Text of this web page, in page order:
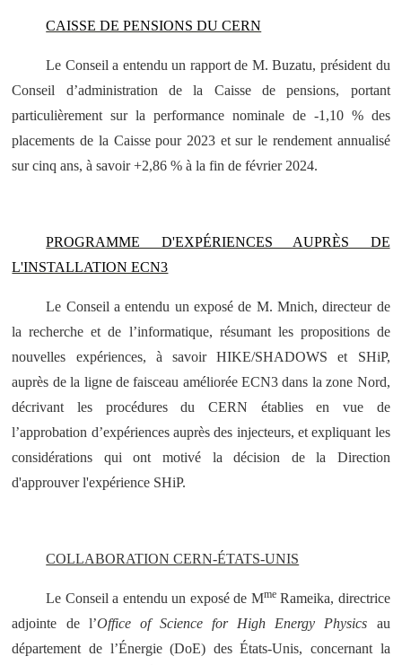
CAISSE DE PENSIONS DU CERN
Le Conseil a entendu un rapport de M. Buzatu, président du
Conseil d’administration de la Caisse de pensions, portant
particulièrement sur la performance nominale de -1,10 % des
placements de la Caisse pour 2023 et sur le rendement annualisé
sur cinq ans, à savoir +2,86 % à la fin de février 2024.
PROGRAMME D'EXPÉRIENCES AUPRÈS DE
L'INSTALLATION ECN3
Le Conseil a entendu un exposé de M. Mnich, directeur de
la recherche et de l’informatique, résumant les propositions de
nouvelles expériences, à savoir HIKE/SHADOWS et SHiP,
auprès de la ligne de faisceau améliorée ECN3 dans la zone Nord,
décrivant les procédures du CERN établies en vue de
l’approbation d’expériences auprès des injecteurs, et expliquant les
considérations qui ont motivé la décision de la Direction
d'approuver l'expérience SHiP.
COLLABORATION CERN-ÉTATS-UNIS
Le Conseil a entendu un exposé de MmeRameika, directrice
adjointe de l’Office of Science for High Energy Physics au
département de l’Énergie (DoE) des États-Unis, concernant la